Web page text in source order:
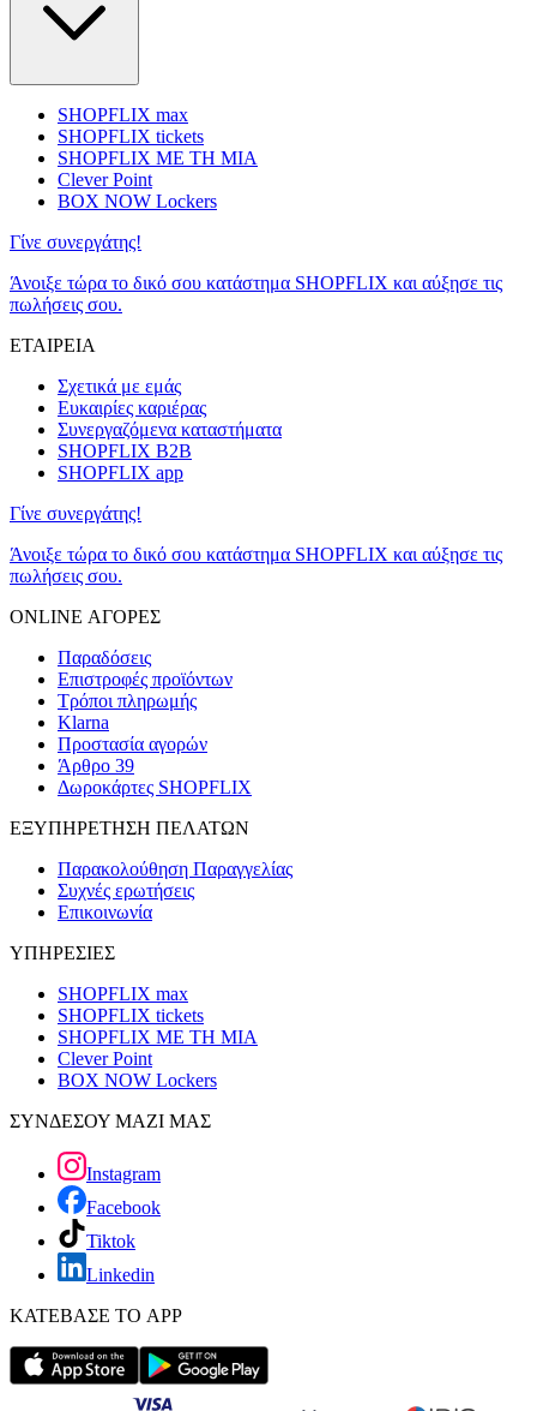
SHOPFLIX max
SHOPFLIX tickets
SHOPFLIX ΜΕ ΤΗ ΜΙΑ
Clever Point
BOX NOW Lockers
Γίνε συνεργάτης!
Άνοιξε τώρα το δικό σου κατάστημα SHOPFLIX και αύξησε τις
πωλήσεις σου.
ΕΤΑΙΡΕΙΑ
Σχετικά με εμάς
Ευκαιρίες καριέρας
Συνεργαζόμενα καταστήματα
SHOPFLIX B2B
SHOPFLIX app
Γίνε συνεργάτης!
Άνοιξε τώρα το δικό σου κατάστημα SHOPFLIX και αύξησε τις
πωλήσεις σου.
ONLINE ΑΓΟΡΕΣ
Παραδόσεις
Επιστροφές προϊόντων
Τρόποι πληρωμής
Klarna
Προστασία αγορών
Άρθρο 39
Δωροκάρτες SHOPFLIX
ΕΞΥΠΗΡΕΤΗΣΗ ΠΕΛΑΤΩΝ
Παρακολούθηση Παραγγελίας
Συχνές ερωτήσεις
Επικοινωνία
ΥΠΗΡΕΣΙΕΣ
SHOPFLIX max
SHOPFLIX tickets
SHOPFLIX ΜΕ ΤΗ ΜΙΑ
Clever Point
BOX NOW Lockers
ΣΥΝΔΕΣΟΥ ΜΑΖΙ ΜΑΣ
Instagram
Facebook
Tiktok
Linkedin
ΚΑΤΕΒΑΣΕ ΤΟ APP